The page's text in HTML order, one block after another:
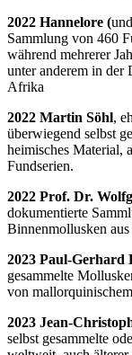
2022 Hannelore (und
Sammlung von 460
während mehrerer
unter anderem in der
Afrika
2022 Martin Söhl,
überwiegend selbst
heimisches Material,
Fundserien.
2022 Prof. Dr.
dokumentierte
Binnenmollusken
2023 Paul-Gerhard
gesammelte
von
2023 Jean-
selbst gesammelte